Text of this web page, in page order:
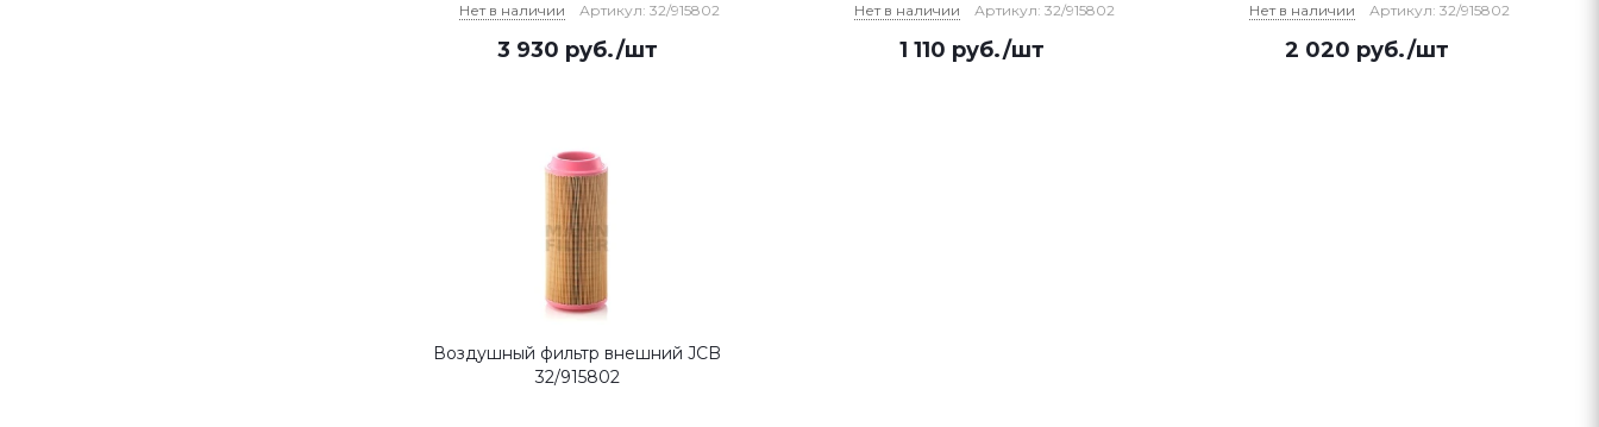
Нет в наличии Артикул: 32/915802
3 930 руб./шт
Нет в наличии Артикул: 32/915802
1 110 руб./шт
Нет в наличии Артикул: 32/915802
2 020 руб./шт
Воздушный фильтр внешний JCB
32/915802